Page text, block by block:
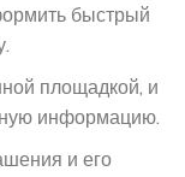
быстрый
площадкой, и
информацию.
и его